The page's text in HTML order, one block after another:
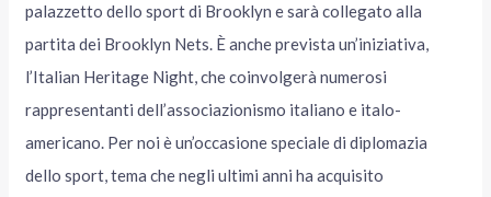
palazzetto dello sport di Brooklyn e sarà collegato alla
partita dei Brooklyn Nets. È anche prevista un’iniziativa,
l’Italian Heritage Night, che coinvolgerà numerosi
rappresentanti dell’associazionismo italiano e italo-
americano. Per noi è un’occasione speciale di diplomazia
dello sport, tema che negli ultimi anni ha acquisito